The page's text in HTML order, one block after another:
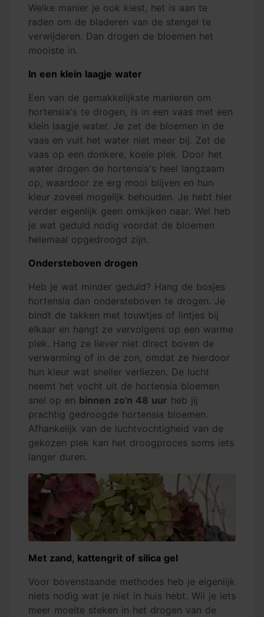
Welke manier je ook kiest, het is aan te
raden om de bladeren van de stengel te
verwijderen. Dan drogen de bloemen het
mooiste in.
In een klein laagje water
Een van de gemakkelijkste manieren om
hortensia's te drogen, is in een vaas met een
klein laagje water. Je zet de bloemen in de
vaas en vult het water niet meer bij. Zet de
vaas op een donkere, koele plek. Door het
water drogen de hortensia's heel langzaam
op, waardoor ze erg mooi blijven en hun
kleur zoveel mogelijk behouden. Je hebt hier
verder eigenlijk geen omkijken naar. Wel heb
je wat geduld nodig voordat de bloemen
helemaal opgedroogd zijn.
Ondersteboven drogen
Heb je wat minder geduld? Hang de bosjes
hortensia dan ondersteboven te drogen. Je
bindt de takken met touwtjes of lintjes bij
elkaar en hangt ze vervolgens op een warme
plek. Hang ze liever niet direct boven de
verwarming of in de zon, omdat ze hierdoor
hun kleur wat sneller verliezen. De lucht
neemt het vocht uit de hortensia bloemen
snel op en binnen zo'n 48 uur heb jij
prachtig gedroogde hortensia bloemen.
Afhankelijk van de luchtvochtigheid van de
gekozen plek kan het droogproces soms iets
langer duren.
Met zand, kattengrit of silica gel
Voor bovenstaande methodes heb je eigenlijk
niets nodig wat je niet in huis hebt. Wil je iets
meer moeite steken in het drogen van de